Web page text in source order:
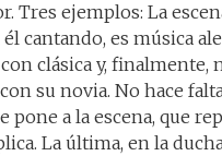
Tres ejemplos: La
cantando, es música
clásica y, finalmente,
su novia. No hace
pone a la escena, que
La última, en la